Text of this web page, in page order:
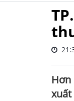
xuất